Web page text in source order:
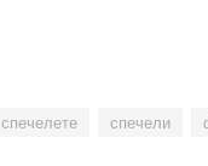
спечелете спечели